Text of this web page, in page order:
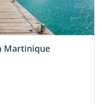
Martinique